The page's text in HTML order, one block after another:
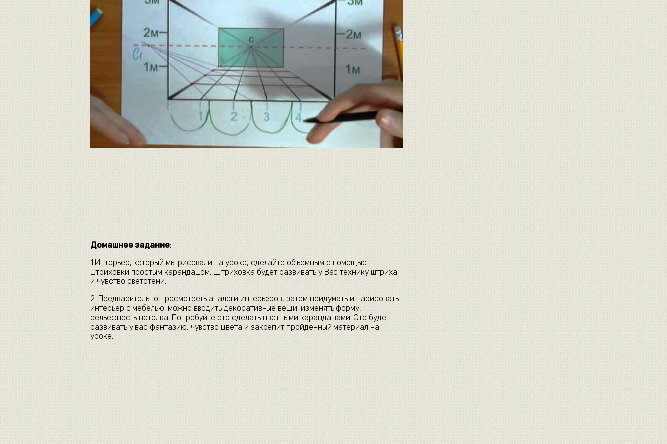
Домашнее задание:
1.Интерьер, который мы рисовали на уроке, сделайте объёмным с помощью
штриховки простым карандашом. Штриховка будет развивать у Вас технику штриха
и чувство светотени.
2. Предварительно просмотреть аналоги интерьеров, затем придумать и нарисовать
интерьер с мебелью; можно вводить декоративные вещи; изменять форму,
рельефность потолка. Попробуйте это сделать цветными карандашами. Это будет
развивать у вас фантазию, чувство цвета и закрепит пройденный материал на
уроке.